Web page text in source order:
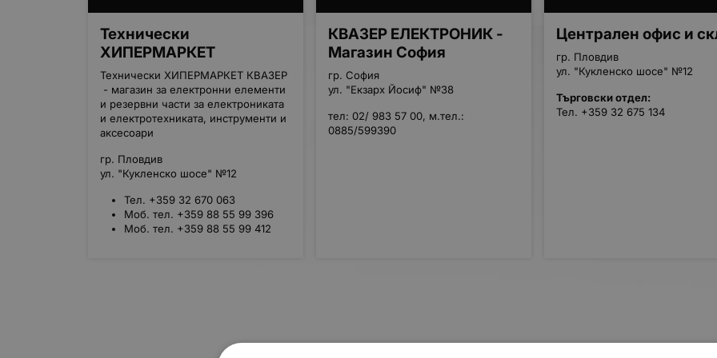
Технически
ХИПЕРМАРКЕТ
Технически ХИПЕРМАРКЕТ КВАЗЕР
- магазин за електронни елементи
и резервни части за електрониката
и електротехниката, инструменти и
аксесоари
гр. Пловдив
ул. "Кукленско шосе" №12
Тел. +359 32 670 063
Моб. тел. +359 88 55 99 396
Моб. тел. +359 88 55 99 412
КВАЗЕР ЕЛЕКТРОНИК -
Магазин София
гр. София
ул. "Екзарх Йосиф" №38
тел: 02/ 983 57 00, м.тел.:
0885/599390
Централен офис и
гр. Пловдив
ул. "Кукленско шосе" №12
Търговски отдел:
Тел. +359 32 675 134